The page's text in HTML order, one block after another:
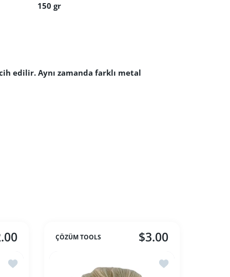
150 gr
edilir. Aynı zamanda farklı metal
İstek listesine ekle Sarı Kıl Fırça
ÇÖZÜM TOOLS $3.00
İstek listesine ekle